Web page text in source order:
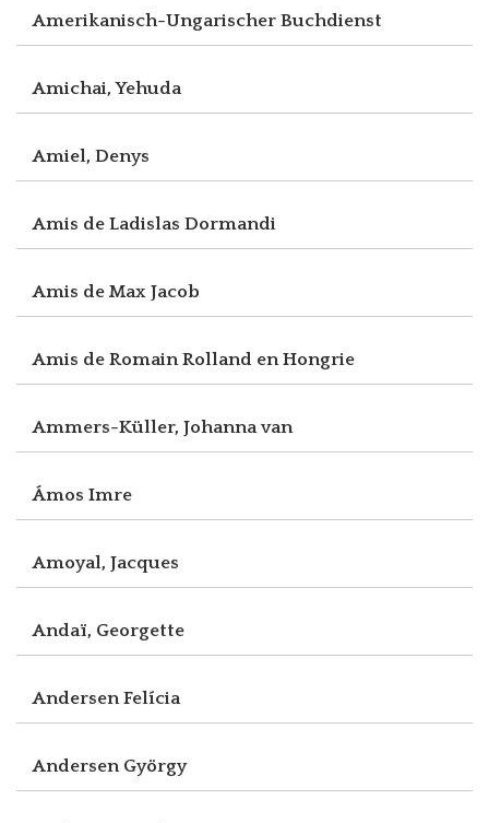
Amerikanisch-Ungarischer Buchdienst
Amichai, Yehuda
Amiel, Denys
Amis de Ladislas Dormandi
Amis de Max Jacob
Amis de Romain Rolland en Hongrie
Ammers-Küller, Johanna van
Ámos Imre
Amoyal, Jacques
Andaï, Georgette
Andersen Felícia
Andersen György